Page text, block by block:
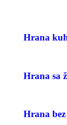
Hrana
Hrana sa
Hrana